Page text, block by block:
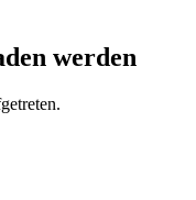
werden